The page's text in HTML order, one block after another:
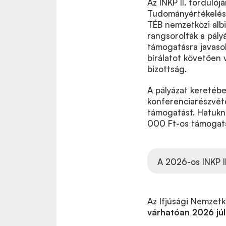
Az INKP II.
TÉB nemzetközi
rangsorolták a
támogatásra
bírálatot követően
bizottság.
A pályázat
támogatást.
000 Ft-os
A 2026-os INKP
Az Ifjúsági
várhatóan 2026